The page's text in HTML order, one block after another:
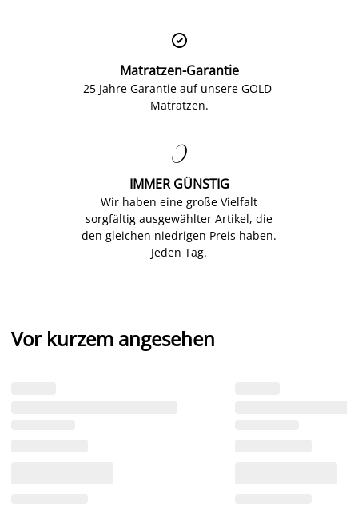

Matratzen-Garantie
25 Jahre Garantie auf unsere GOLD-
Matratzen.

IMMER GÜNSTIG
Wir haben eine große Vielfalt
sorgfältig ausgewählter Artikel, die
den gleichen niedrigen Preis haben.
Jeden Tag.
Vor kurzem angesehen